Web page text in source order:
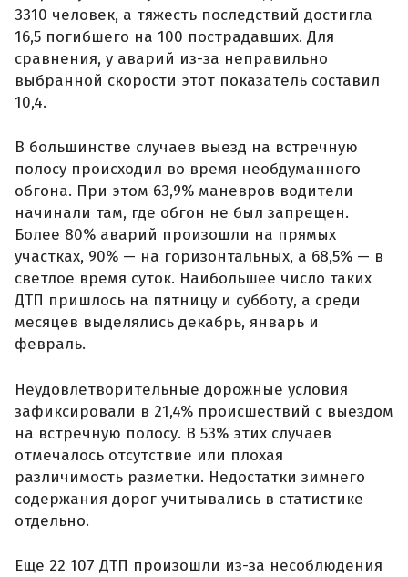
3310 человек, а тяжесть последствий достигла
16,5 погибшего на 100 пострадавших. Для
сравнения, у аварий из-за неправильно
выбранной скорости этот показатель составил
10,4.
В большинстве случаев выезд на встречную
полосу происходил во время необдуманного
обгона. При этом 63,9% маневров водители
начинали там, где обгон не был запрещен.
Более 80% аварий произошли на прямых
участках, 90% — на горизонтальных, а 68,5% — в
светлое время суток. Наибольшее число таких
ДТП пришлось на пятницу и субботу, а среди
месяцев выделялись декабрь, январь и
февраль.
Неудовлетворительные дорожные условия
зафиксировали в 21,4% происшествий с выездом
на встречную полосу. В 53% этих случаев
отмечалось отсутствие или плохая
различимость разметки. Недостатки зимнего
содержания дорог учитывались в статистике
отдельно.
Еще 22 107 ДТП произошли из-за несоблюдения